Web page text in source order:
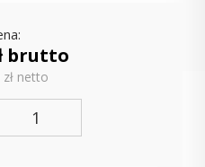
brutto
netto